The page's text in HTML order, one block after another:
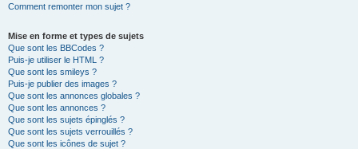
Comment remonter mon sujet ?
Mise en forme et types de sujets
Que sont les BBCodes ?
Puis-je utiliser le HTML ?
Que sont les smileys ?
Puis-je publier des images ?
Que sont les annonces globales ?
Que sont les annonces ?
Que sont les sujets épinglés ?
Que sont les sujets verrouillés ?
Que sont les icônes de sujet ?